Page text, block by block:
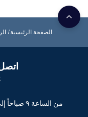
الصفحة الرئيسية
من الساعة ٩ صباحاً إلى ٦ مساءً (ما عدا أيام العطلات الرسمية)